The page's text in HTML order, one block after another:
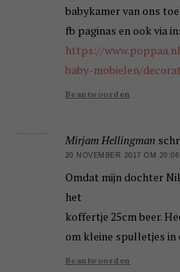
babykamer van ons
fb paginas en ook via
https://
baby-mobielen/
Beantwoorden
Mirjam Hellingman
20 NOVEMBER 2017 OM 20:06
Omdat mijn dochter
het
koffertje 25cm beer.
om kleine spulletjes in
Beantwoorden